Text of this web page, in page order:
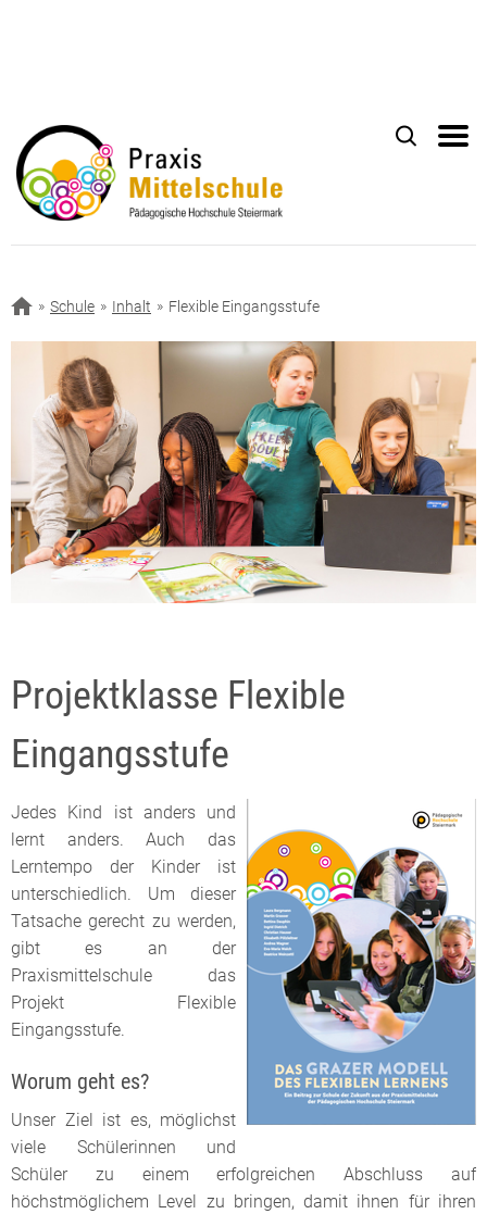
Schule Inhalt Flexible Eingangsstufe
Projektklasse Flexible
Eingangsstufe
Jedes Kind ist anders und
lernt anders. Auch das
Lerntempo der Kinder ist
unterschiedlich. Um dieser
Tatsache gerecht zu werden,
gibt es an der
Praxismittelschule das
Projekt Flexible
Eingangsstufe.
Worum geht es?
Unser Ziel ist es, möglichst
viele Schülerinnen und
Schüler zu einem erfolgreichen Abschluss auf
höchstmöglichem Level zu bringen, damit ihnen für ihren